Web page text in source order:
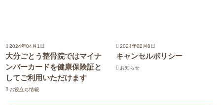
2024年04月1日
大分ごとう整骨院ではマイナ
ンバーカードを健康保険証と
してご利用いただけます
お役立ち情報
2024年02月8日
キャンセルポリシー
お知らせ